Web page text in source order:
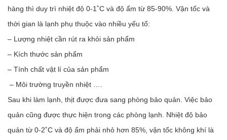
hàng thì duy trì nhiệt độ 0-1˚C và độ ẩm từ 85-90%. Vận tốc và
thời gian là lạnh phụ thuộc vào nhiều yếu tố:
– Lượng nhiệt cần rút ra khỏi sản phẩm
– Kích thước sản phẩm
– Tính chất vật lí của sản phẩm
– Môi trường truyền nhiệt ….
Sau khi làm lạnh, thịt được đưa sang phòng bảo quản. Việc bảo
quản cũng được thực hiện trong các phòng lạnh. Nhiệt độ bảo
quản từ 0-2˚C và độ ẩm phải nhỏ hơn 85%, vận tốc không khí là